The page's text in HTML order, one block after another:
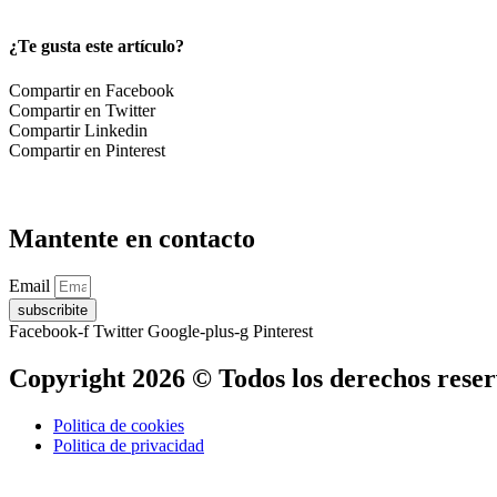
¿Te gusta este artículo?
Compartir en Facebook
Compartir en Twitter
Compartir Linkedin
Compartir en Pinterest
Mantente en contacto
Email
subscribite
Facebook-f Twitter Google-plus-g Pinterest
Copyright 2026 © Todos los derechos
Politica de cookies
Politica de privacidad